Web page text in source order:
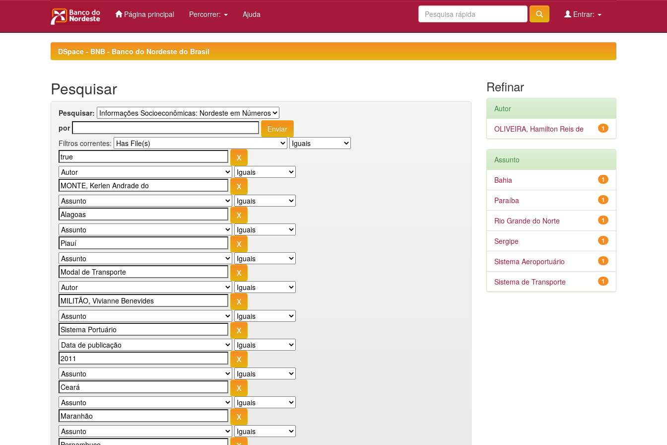
Página principal Percorrer: Ajuda Entrar:
DSpace - BNB - Banco do Nordeste do Brasil
Pesquisar
Pesquisar:
por
Filtros correntes:
Refinar
Autor
1
OLIVEIRA, Hamilton Reis de
Assunto
1
Bahia
1
Paraíba
1
Rio Grande do Norte
1
Sergipe
1
Sistema Aeroportuário
1
Sistema de Transporte